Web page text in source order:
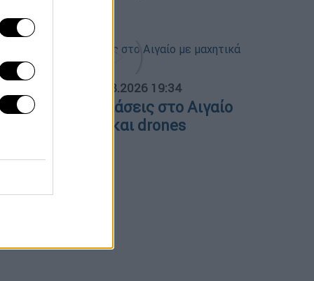
06.08.2026 19:34
παραβιάσεις στο Αιγαίο
μαχητικά F-16 και drones